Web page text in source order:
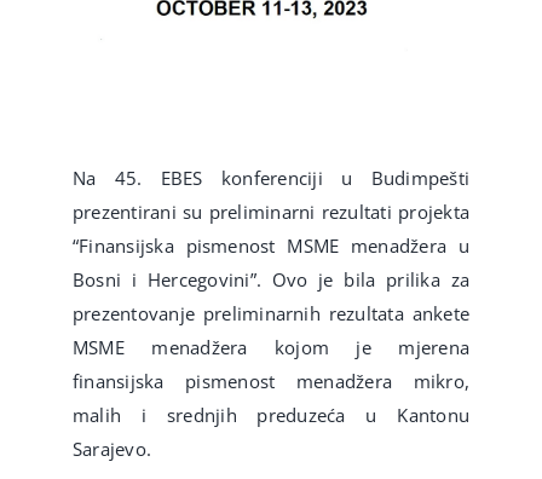
Na 45. EBES konferenciji u Budimpešti
prezentirani su preliminarni rezultati projekta
“Finansijska pismenost MSME menadžera u
Bosni i Hercegovini”. Ovo je bila prilika za
prezentovanje preliminarnih rezultata ankete
MSME menadžera kojom je mjerena
finansijska pismenost menadžera mikro,
malih i srednjih preduzeća u Kantonu
Sarajevo.